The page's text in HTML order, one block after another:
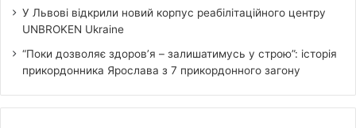
У Львові відкрили новий корпус реабілітаційного центру
UNBROKEN Ukraine
“Поки дозволяє здоров’я – залишатимусь у строю”: історія
прикордонника Ярослава з 7 прикордонного загону